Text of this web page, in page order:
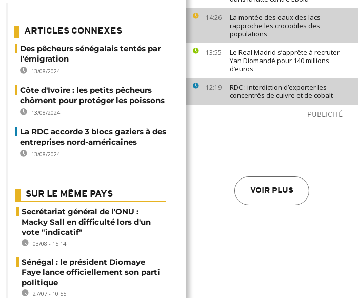
14:26
La montée des eaux des lacs
rapproche les crocodiles des
populations
13:55
Le Real Madrid s’apprête à recruter
Yan Diomandé pour 140 millions
d’euros
12:19
RDC : interdiction d’exporter les
concentrés de cuivre et de cobalt
PUBLICITÉ
VOIR PLUS
ARTICLES CONNEXES
Des pêcheurs sénégalais tentés par
l'émigration
13/08/2024
Côte d'Ivoire : les petits pêcheurs
chôment pour protéger les poissons
13/08/2024
La RDC accorde 3 blocs gaziers à des
entreprises nord-américaines
13/08/2024
SUR LE MÊME PAYS
Secrétariat général de l'ONU :
Macky Sall en difficulté lors d'un
vote "indicatif"
03/08 - 15:14
Sénégal : le président Diomaye
Faye lance officiellement son parti
politique
27/07 - 10:55